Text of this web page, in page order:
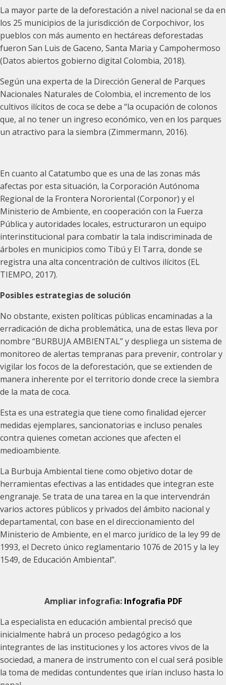
La mayor parte de la deforestación a nivel nacional se da en
los 25 municipios de la jurisdicción de Corpochivor, los
pueblos con más aumento en hectáreas deforestadas
fueron San Luis de Gaceno, Santa Maria y Campohermoso
(Datos abiertos gobierno digital Colombia, 2018).
Según una experta de la Dirección General de Parques
Nacionales Naturales de Colombia, el incremento de los
cultivos ilícitos de coca se debe a “la ocupación de colonos
que, al no tener un ingreso económico, ven en los parques
un atractivo para la siembra (Zimmermann, 2016).
En cuanto al Catatumbo que es una de las zonas más
afectas por esta situación, la Corporación Autónoma
Regional de la Frontera Nororiental (Corponor) y el
Ministerio de Ambiente, en cooperación con la Fuerza
Pública y autoridades locales, estructuraron un equipo
interinstitucional para combatir la tala indiscriminada de
árboles en municipios como Tibú y El Tarra, donde se
registra una alta concentración de cultivos ilícitos (EL
TIEMPO, 2017).
Posibles estrategias de solución
No obstante, existen políticas públicas encaminadas a la
erradicación de dicha problemática, una de estas lleva por
nombre “BURBUJA AMBIENTAL” y despliega un sistema de
monitoreo de alertas tempranas para prevenir, controlar y
vigilar los focos de la deforestación, que se extienden de
manera inherente por el territorio donde crece la siembra
de la mata de coca.
Esta es una estrategia que tiene como finalidad ejercer
medidas ejemplares, sancionatorias e incluso penales
contra quienes cometan acciones que afecten el
medioambiente.
La Burbuja Ambiental tiene como objetivo dotar de
herramientas efectivas a las entidades que integran este
engranaje. Se trata de una tarea en la que intervendrán
varios actores públicos y privados del ámbito nacional y
departamental, con base en el direccionamiento del
Ministerio de Ambiente, en el marco jurídico de la ley 99 de
1993, el Decreto único reglamentario 1076 de 2015 y la ley
1549, de Educación Ambiental”.
Ampliar infografia: Infografia PDF
La especialista en educación ambiental precisó que
inicialmente habrá un proceso pedagógico a los
integrantes de las instituciones y los actores vivos de la
sociedad, a manera de instrumento con el cual será posible
la toma de medidas contundentes que irían incluso hasta lo